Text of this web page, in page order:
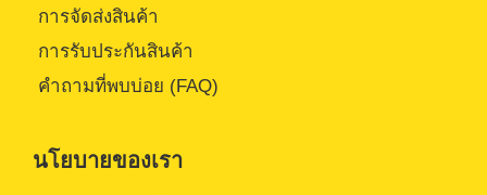
การจัดส่งสินค้า
การรับประกันสินค้า
คำถามที่พบบ่อย (FAQ)
นโยบายของเรา